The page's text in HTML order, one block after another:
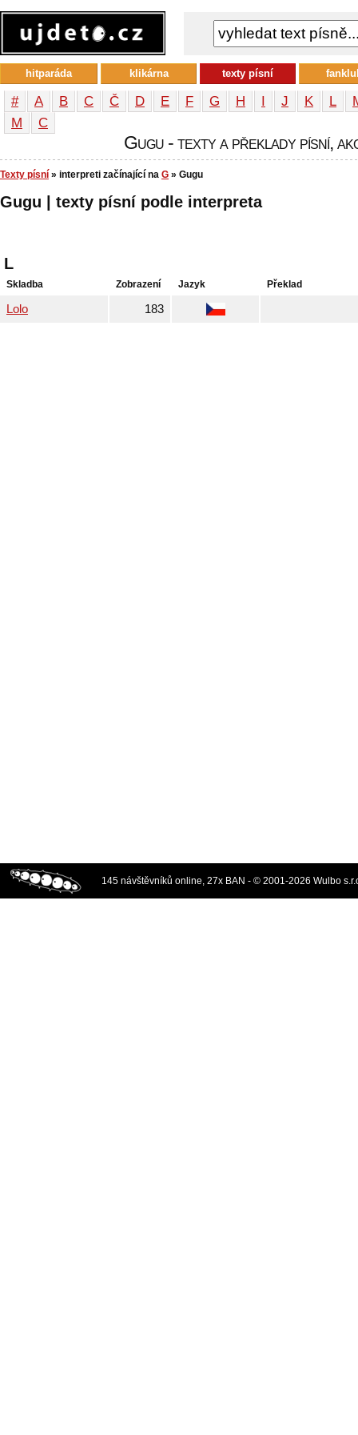
# A B C Č D E F G H I J K L
М
С
Gugu - texty a překlady písní,
Texty písní » interpreti začínající na G » Gugu
Gugu | texty písní podle interpreta
L
Skladba Zobrazení Jazyk Překlad
Lolo 183
hitparáda klikárna texty písní
145 návštěvníků online, 27x BAN - © 2001-2026 Wulbo